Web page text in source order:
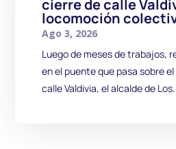
cierre de calle
locomoción
Ago 3, 2026
Luego de meses de trabajos,
en el puente que pasa sobre
calle Valdivia, el alcalde de